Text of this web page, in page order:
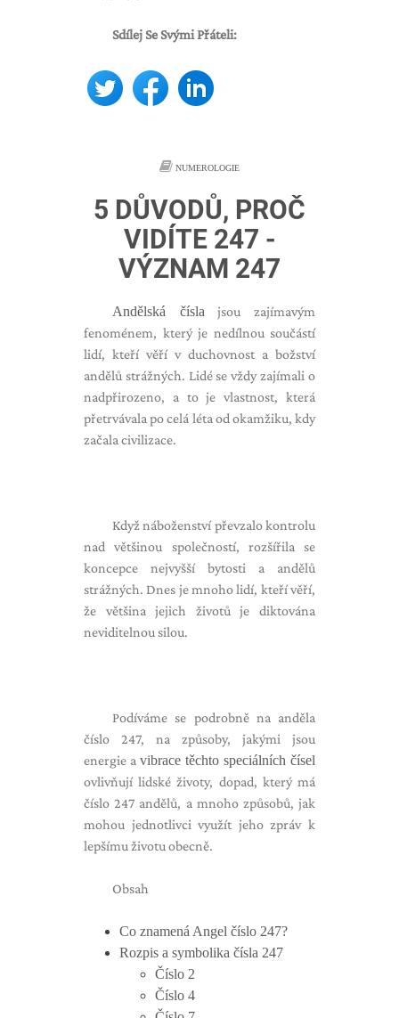
Sdílej Se Svými Přáteli:
NUMEROLOGIE
5 DŮVODŮ, PROČ
VIDÍTE 247 -
VÝZNAM 247
Andělská čísla jsou zajímavým
fenoménem, ​​který je nedílnou součástí
lidí, kteří věří v duchovnost a božství
andělů strážných. Lidé se vždy zajímali o
nadpřirozeno, a to je vlastnost, která
přetrvávala po celá léta od okamžiku, kdy
začala civilizace.
Když náboženství převzalo kontrolu
nad většinou společností, rozšířila se
koncepce nejvyšší bytosti a andělů
strážných. Dnes je mnoho lidí, kteří věří,
že většina jejich životů je diktována
neviditelnou silou.
Podíváme se podrobně na anděla
číslo 247, na způsoby, jakými jsou
energie a vibrace těchto speciálních čísel
ovlivňují lidské životy, dopad, který má
číslo 247 andělů, a mnoho způsobů, jak
mohou jednotlivci využít jeho zpráv k
lepšímu životu obecně.
Obsah
Co znamená Angel číslo 247?
Rozpis a symbolika čísla 247
Číslo 2
Číslo 4